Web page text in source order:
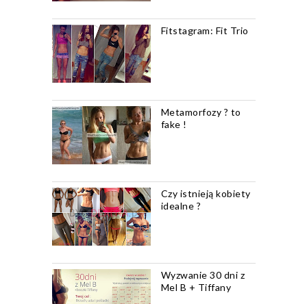
Fitstagram: Fit Trio
Metamorfozy ? to
fake !
Czy istnieją kobiety
idealne ?
Wyzwanie 30 dni z
Mel B + Tiffany